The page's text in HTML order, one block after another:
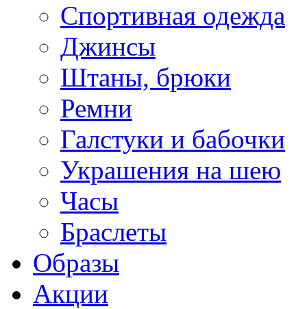
Спортивная одежда
Джинсы
Штаны, брюки
Ремни
Галстуки и бабочки
Украшения на шею
Часы
Браслеты
Образы
Акции